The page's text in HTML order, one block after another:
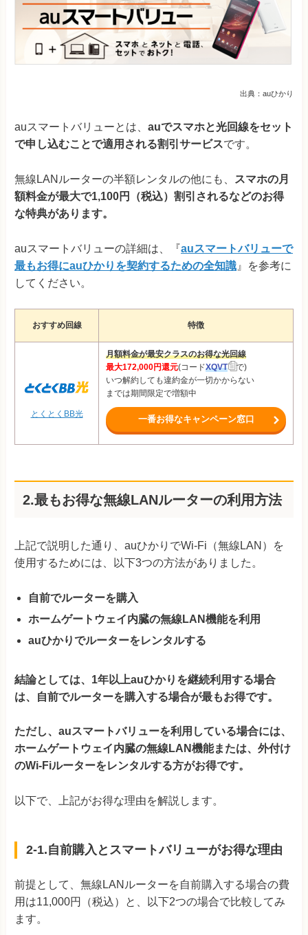
出典：auひかり
auスマートバリューとは、 auでスマホと光回線をセット
で申し込むことで適用される割引サービスです。
無線LANルーターの半額レンタルの他にも、
スマホの月
額料金が最大で1,100円（税込）割引されるなどのお得
な特典があります。
auスマートバリューの詳細は、『auスマートバリューで
最もお得にauひかりを契約するための全知識 』を参考に
してください。
おすすめ回線 特徴
とくとくBB光
月額料金が最安クラスのお得な光回線
最大172,000円還元(コードXQVT
で)
いつ解約しても違約金が一切かからない
までは期間限定で増額中
一番お得なキャンペーン窓口
2.最もお得な無線LANルーターの利用方法
上記で説明した通り、auひかりでWi-Fi（無線LAN）を
使用するためには、以下3つの方法がありました。
自前でルーターを購入
ホームゲートウェイ内臓の無線LAN機能を利用
auひかりでルーターをレンタルする
結論としては、1年以上auひかりを継続利用する場合
は、自前でルーターを購入する場合が最もお得です。
ただし、auスマートバリューを利用している場合には、
ホームゲートウェイ内臓の無線LAN機能または、外付け
のWi-Fiルーターをレンタルする方がお得です。
以下で、上記がお得な理由を解説します。
2-1.自前購入とスマートバリューがお得な理由
前提として、無線LANルーターを自前購入する場合の費
用は11,000円（税込）と、以下2つの場合で比較してみ
ます。